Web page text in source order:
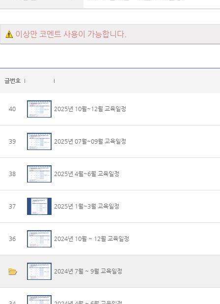
이상만 코멘트 사용이 가능합니다.
글번호
40 2025년 10월~12월 교육일정
39 2025년 07월~09월 교육일정
38 2025년 4월~6월 교육일정
37 2025년 1월~3월 교육일정
36 2024년 10월 ~ 12월 교육일정
2024년 7월 ~ 9월 교육일정